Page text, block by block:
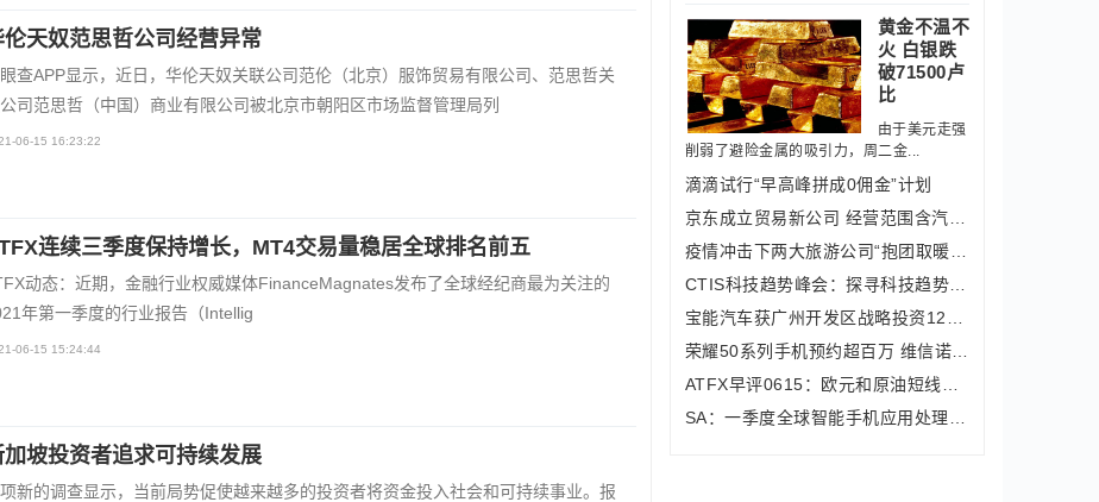
伦天奴范思哲公司经营异常
查APP显示，近日，华伦天奴关联公司范伦（北京）服饰贸易有限公司、范思哲关
司范思哲（中国）商业有限公司被北京市朝阳区市场监督管理局列
06-15 16:23:22
连续三季度保持增长，MT4交易量稳居全球排名前五
动态：近期，金融行业权威媒体FinanceMagnates发布了全球经纪商最为关注的
年第一季度的行业报告（Intellig
06-15 15:24:44
加坡投资者追求可持续发展
新的调查显示，当前局势促使越来越多的投资者将资金投入社会和可持续事业。报
黄金不温不
火 白银跌
破71500卢
比
由于美元走强
削弱了避险金属的吸引力，周二金...
滴滴试行“早高峰拼成0佣金”计划